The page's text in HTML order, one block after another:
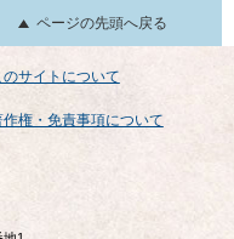
ページの先頭へ戻る
のサイトについて
作権・免責事項について